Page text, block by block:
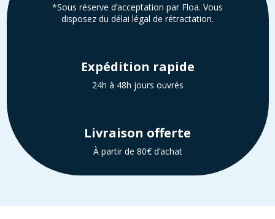
*Sous réserve d’acceptation par Floa. Vous
disposez du délai légal de rétractation.
Expédition rapide
24h à 48h jours ouvrés
Livraison offerte
À partir de 80€ d’achat